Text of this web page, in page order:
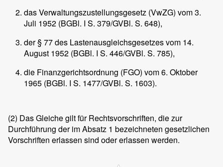
das Verwaltungszustellungsgesetz (VwZG) vom 3.
Juli 1952 (BGBl. I S. 379/GVBl. S. 648),
der § 77 des Lastenausgleichsgesetzes vom 14.
August 1952 (BGBl. I S. 446/GVBl. S. 785),
die Finanzgerichtsordnung (FGO) vom 6. Oktober
1965 (BGBl. I S. 1477/GVBl. S. 1603).
(2) Das Gleiche gilt für Rechtsvorschriften, die zur
Durchführung der im Absatz 1 bezeichneten gesetzlichen
Vorschriften erlassen sind oder erlassen werden.